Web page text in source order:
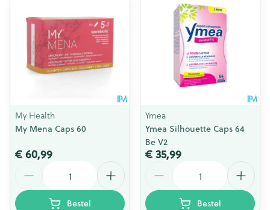
My Health
My Mena Caps 60
€ 60,99
Bestel
Ymea
Ymea Silhouette Caps 64
Be V2
€ 35,99
Bestel